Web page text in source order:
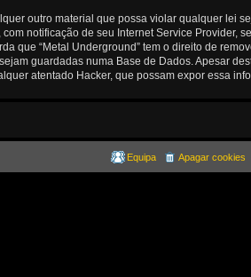
outro material que possa violar qualquer lei
notificação de seu Internet Service Provider,
que “Metal Underground” tem o direito de
guardadas numa Base de Dados. Apesar
atentado Hacker, que possam expor essa
Apagar cookies
Equipa